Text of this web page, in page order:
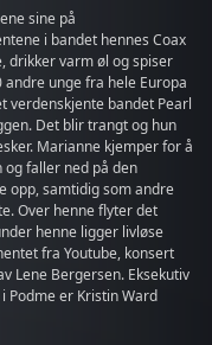
sine på
i bandet hennes Coax
drikker varm øl og spiser
unge fra hele Europa
verdenskjente bandet Pearl
Det blir trangt og hun
Marianne kjemper for å
og faller ned på den
opp, samtidig som andre
Over henne flyter det
henne ligger livløse
Podme er Kristin Ward